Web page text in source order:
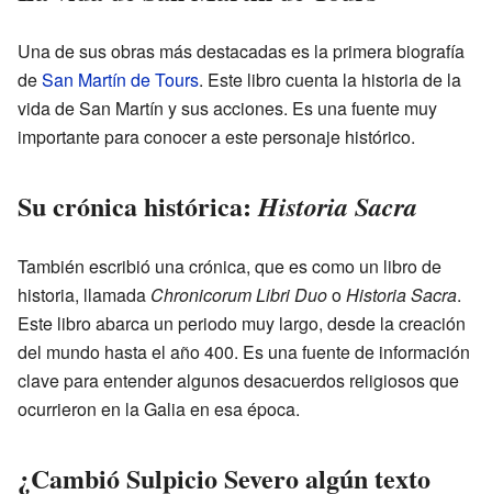
Una de sus obras más destacadas es la primera biografía
deSan Martín de Tours. Este libro cuenta la historia de la
vida de San Martín y sus acciones. Es una fuente muy
importante para conocer a este personaje histórico.
Su crónica histórica:Historia Sacra
También escribió una crónica, que es como un libro de
historia, llamada Chronicorum Libri DuooHistoria Sacra.
Este libro abarca un periodo muy largo, desde la creación
del mundo hasta el año 400. Es una fuente de información
clave para entender algunos desacuerdos religiosos que
ocurrieron en la Galia en esa época.
¿Cambió Sulpicio Severo algún texto